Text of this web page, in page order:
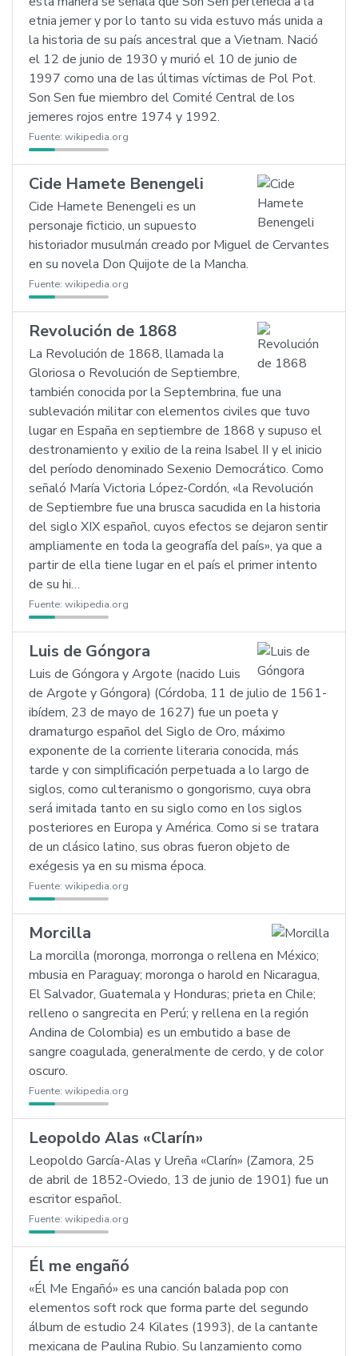
etnia jemer y por lo tanto su vida estuvo más unida a
la historia de su país ancestral que a Vietnam. Nació
el 12 de junio de 1930 y murió el 10 de junio de
1997 como una de las últimas víctimas de Pol Pot.
Son Sen fue miembro del Comité Central de los
jemeres rojos entre 1974 y 1992.
Fuente: wikipedia.org
Cide Hamete Benengeli
Cide Hamete Benengeli es un
personaje ficticio, un supuesto
historiador musulmán creado por Miguel de Cervantes
en su novela Don Quijote de la Mancha.
Fuente: wikipedia.org
Revolución de 1868
La Revolución de 1868, llamada la
Gloriosa o Revolución de Septiembre,
también conocida por la Septembrina, fue una
sublevación militar con elementos civiles que tuvo
lugar en España en septiembre de 1868 y supuso el
destronamiento y exilio de la reina Isabel II y el inicio
del período denominado Sexenio Democrático. Como
señaló María Victoria López-Cordón, «la Revolución
de Septiembre fue una brusca sacudida en la historia
del siglo XIX español, cuyos efectos se dejaron sentir
ampliamente en toda la geografía del país», ya que a
partir de ella tiene lugar en el país el primer intento
de su hi…
Fuente: wikipedia.org
Luis de Góngora
Luis de Góngora y Argote (nacido Luis
de Argote y Góngora) (Córdoba, 11 de julio de 1561-
ibídem, 23 de mayo de 1627) fue un poeta y
dramaturgo español del Siglo de Oro, máximo
exponente de la corriente literaria conocida, más
tarde y con simplificación perpetuada a lo largo de
siglos, como culteranismo o gongorismo, cuya obra
será imitada tanto en su siglo como en los siglos
posteriores en Europa y América. Como si se tratara
de un clásico latino, sus obras fueron objeto de
exégesis ya en su misma época.
Fuente: wikipedia.org
Morcilla
La morcilla (moronga, morronga o rellena en México;
mbusia en Paraguay; moronga o harold en Nicaragua,
El Salvador, Guatemala y Honduras; prieta en Chile;
relleno o sangrecita en Perú; y rellena en la región
Andina de Colombia) es un embutido a base de
sangre coagulada, generalmente de cerdo, y de color
oscuro.
Fuente: wikipedia.org
Leopoldo Alas «Clarín»
Leopoldo García-Alas y Ureña «Clarín» (Zamora, 25
de abril de 1852-Oviedo, 13 de junio de 1901) fue un
escritor español.
Fuente: wikipedia.org
Él me engañó
«Él Me Engañó» es una canción balada pop con
elementos soft rock que forma parte del segundo
álbum de estudio 24 Kilates (1993), de la cantante
mexicana de Paulina Rubio. Su lanzamiento como